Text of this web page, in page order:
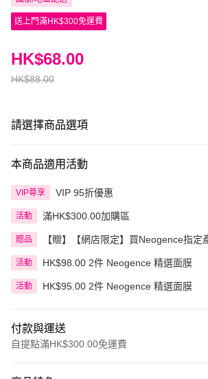
送上門滿HK$300免運費
HK$88.00
HK$68.00
請選擇商品選項
本商品適用活動
VIP尊享 VIP 95折優惠
活動 滿HK$300.00加購區
贈品
【贈】【網店限定】買Neogence指定
活動 HK$98.00 2件 Neogence 精選面膜
活動 HK$95.00 2件 Neogence 精選面膜
付款與運送
自提點滿HK$300.00免運費